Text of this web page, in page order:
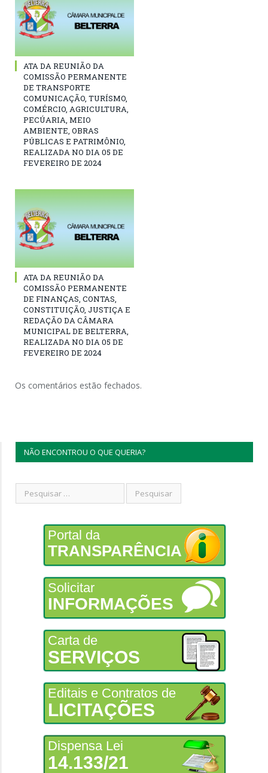
ATA DA REUNIÃO DA
COMISSÃO PERMANENTE
DE TRANSPORTE
COMUNICAÇÃO, TURÍSMO,
COMÉRCIO, AGRICULTURA,
PECÚARIA, MEIO
AMBIENTE, OBRAS
PÚBLICAS E PATRIMÔNIO,
REALIZADA NO DIA 05 DE
FEVEREIRO DE 2024
ATA DA REUNIÃO DA
COMISSÃO PERMANENTE
DE FINANÇAS, CONTAS,
CONSTITUIÇÃO, JUSTIÇA E
REDAÇÃO DA CÂMARA
MUNICIPAL DE BELTERRA,
REALIZADA NO DIA 05 DE
FEVEREIRO DE 2024
Os comentários estão fechados.
NÃO ENCONTROU O QUE QUERIA?
Portal da
TRANSPARÊNCIA
Solicitar
INFORMAÇÕES
Carta de
SERVIÇOS
Editais e Contratos de
LICITAÇÕES
Dispensa Lei
14.133/21